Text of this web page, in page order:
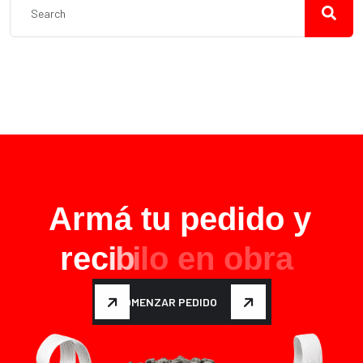
Armá tu pedido y
recibilo en obra
COMENZAR PEDIDO